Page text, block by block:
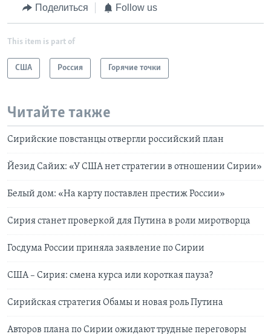
Поделиться Follow us
This item is part of
США Россия Горячие точки
Читайте также
Сирийские повстанцы отвергли российский план
Йезид Сайих: «У США нет стратегии в отношении Сирии»
Белый дом: «На карту поставлен престиж России»
Сирия станет проверкой для Путина в роли миротворца
Госдума России приняла заявление по Сирии
США – Сирия: смена курса или короткая пауза?
Сирийская стратегия Обамы и новая роль Путина
Авторов плана по Сирии ожидают трудные переговоры